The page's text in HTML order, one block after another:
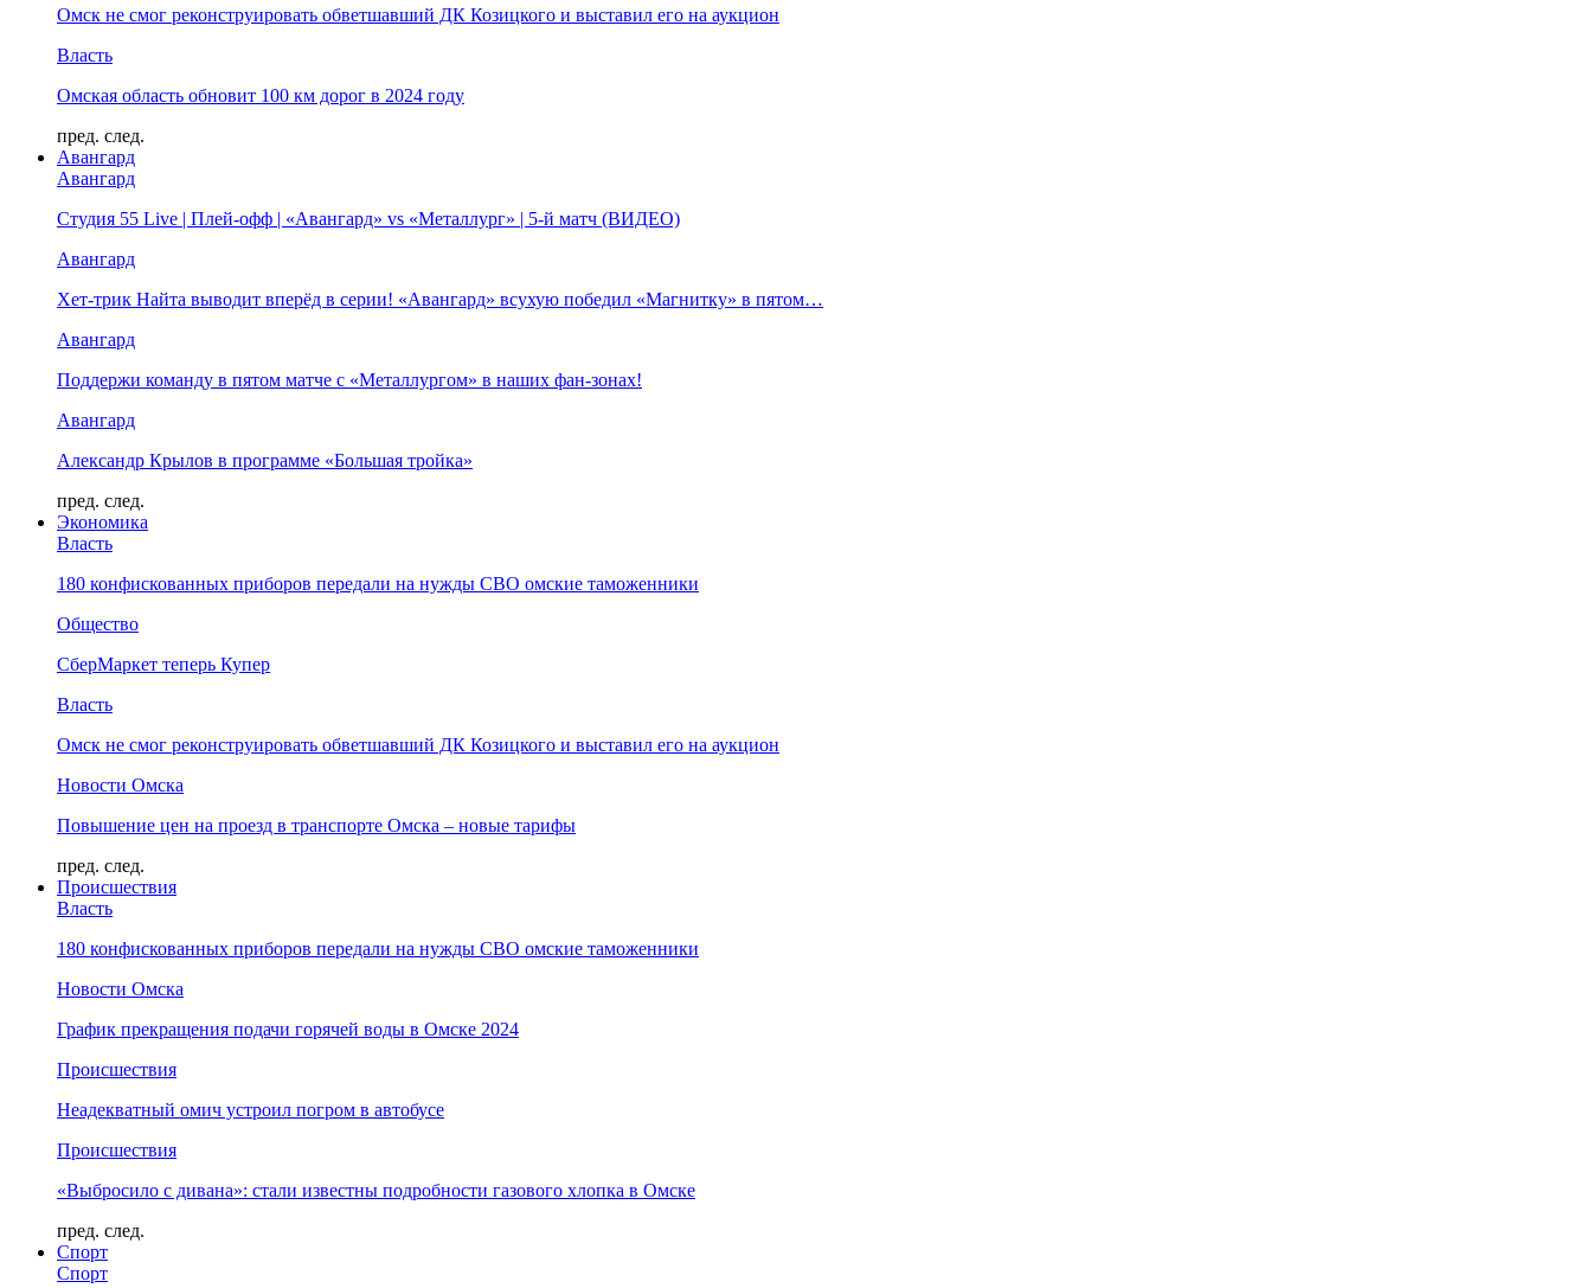
Омск не смог реконструировать обветшавший ДК Козицкого и выставил его на аукцион
Власть
Омская область обновит 100 км дорог в 2024 году
пред. след.
Авангард
Авангард
Студия 55 Live | Плей-офф | «Авангард» vs «Металлург» | 5-й матч (ВИДЕО)
Авангард
Хет-трик Найта выводит вперёд в серии! «Авангард» всухую победил «Магнитку» в пятом…
Авангард
Поддержи команду в пятом матче с «Металлургом» в наших фан-зонах!
Авангард
Александр Крылов в программе «Большая тройка»
пред. след.
Экономика
Власть
180 конфискованных приборов передали на нужды СВО омские таможенники
Общество
СберМаркет теперь Купер
Власть
Омск не смог реконструировать обветшавший ДК Козицкого и выставил его на аукцион
Новости Омска
Повышение цен на проезд в транспорте Омска – новые тарифы
пред. след.
Происшествия
Власть
180 конфискованных приборов передали на нужды СВО омские таможенники
Новости Омска
График прекращения подачи горячей воды в Омске 2024
Происшествия
Неадекватный омич устроил погром в автобусе
Происшествия
«Выбросило с дивана»: стали известны подробности газового хлопка в Омске
пред. след.
Спорт
Спорт